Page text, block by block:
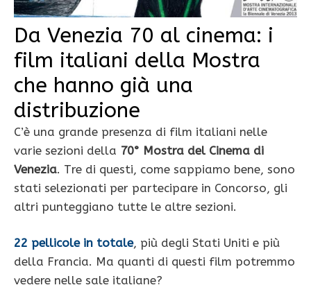
Da Venezia 70 al cinema: i
film italiani della Mostra
che hanno già una
distribuzione
C’è una grande presenza di film italiani nelle
varie sezioni della 70° Mostra del Cinema di
Venezia. Tre di questi, come sappiamo bene, sono
stati selezionati per partecipare in Concorso, gli
altri punteggiano tutte le altre sezioni.
22 pellicole in totale, più degli Stati Uniti e più
della Francia. Ma quanti di questi film potremmo
vedere nelle sale italiane?